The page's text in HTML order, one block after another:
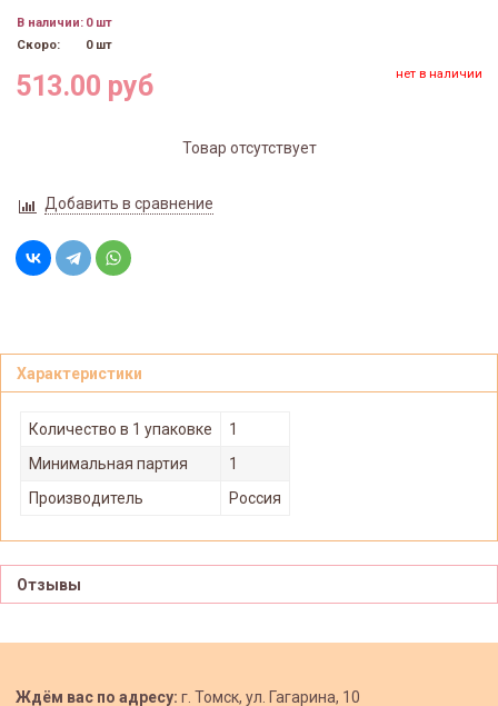
В наличии: 0 шт
Скоро:
0 шт
513.00 руб нет в наличии
Товар отсутствует
Добавить в сравнение
Характеристики
Количество в 1 упаковке
1
Минимальная партия
1
Производитель
Россия
Отзывы
Ждём вас по адресу: г. Томск, ул. Гагарина, 10